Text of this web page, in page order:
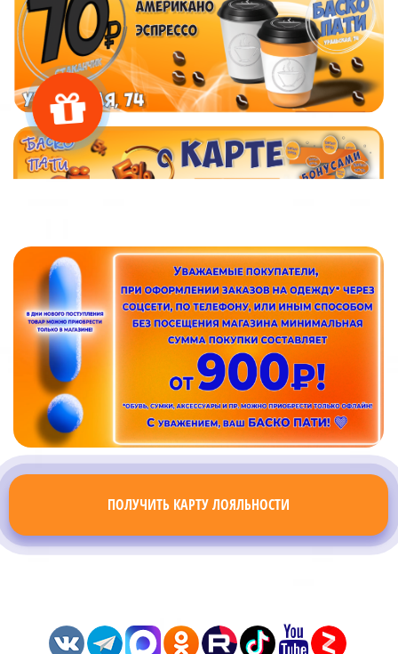
ПОЛУЧИТЬ КАРТУ ЛОЯЛЬНОСТИ